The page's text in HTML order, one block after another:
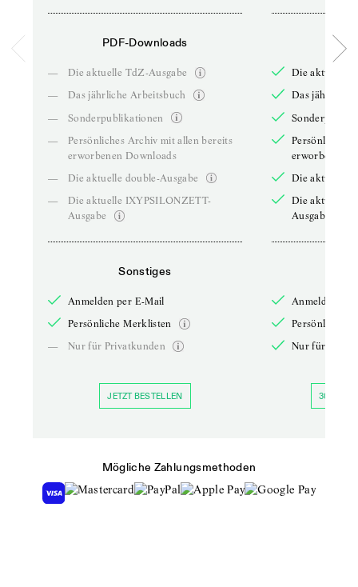
PDF-Downloads
—
Die aktuelle TdZ-Ausgabe
—
Das jährliche Arbeitsbuch
—
Sonderpublikationen
—
Persönliches Archiv mit allen bereits
erworbenen Downloads
—
Die aktuelle double-Ausgabe
—
Die aktuelle IXYPSILONZETT-
Ausgabe
Sonstiges
Anmelden per E-Mail
Persönliche Merklisten
—
Nur für Privatkunden
JETZT BESTELLEN
Die aktuelle
Das jährliche
Persönliches
erworbenen
Die aktuelle
Die aktuelle
Ausgabe
Anmelden
Persönliche
Nur für
30 TAGE
Mögliche Zahlungsmethoden